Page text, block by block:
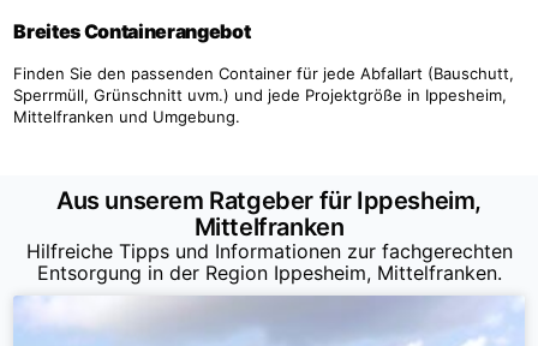
Breites Containerangebot
Finden Sie den passenden Container für jede Abfallart (Bauschutt,
Sperrmüll, Grünschnitt uvm.) und jede Projektgröße in Ippesheim,
Mittelfranken und Umgebung.
Aus unserem Ratgeber für Ippesheim,
Mittelfranken
Hilfreiche Tipps und Informationen zur fachgerechten
Entsorgung in der Region Ippesheim, Mittelfranken.